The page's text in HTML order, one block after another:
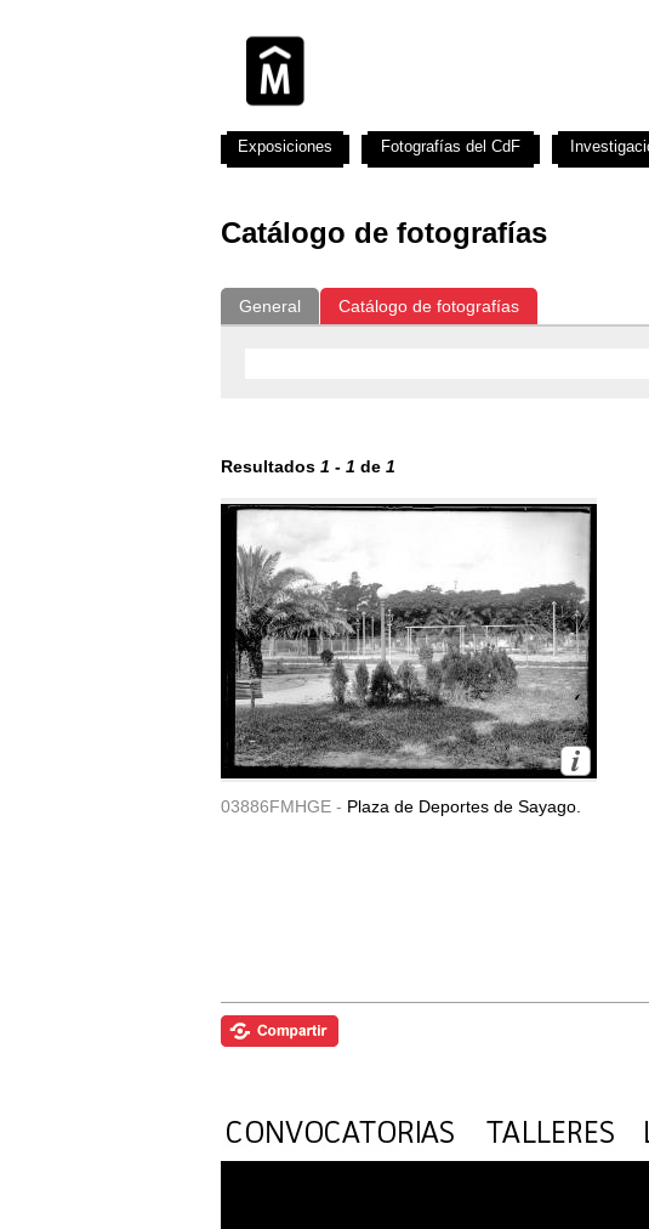
Catálogo de fotografías
General Catálogo de fotografías
Resultados 1 - 1 de 1
03886FMHGE - Plaza de Deportes de Sayago.
Exposiciones Fotografías del CdF